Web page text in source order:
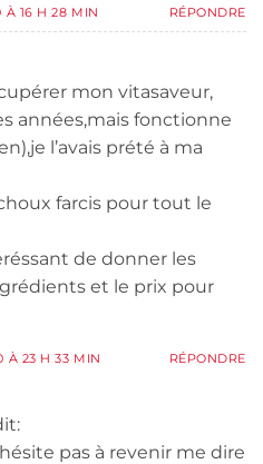
À 16 H 28 MIN RÉPONDRE
mon vitasaveur,
années,mais fonctionne
l’avais prété à ma
farcis pour tout le
de donner les
et le prix pour
À 23 H 33 MIN RÉPONDRE
pas à revenir me dire